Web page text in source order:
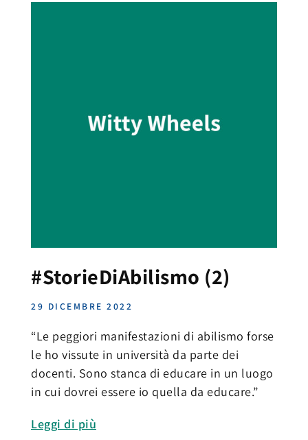
#StorieDiAbilismo (2)
29 DICEMBRE 2022
“Le peggiori manifestazioni di abilismo forse
le ho vissute in università da parte dei
docenti. Sono stanca di educare in un luogo
in cui dovrei essere io quella da educare.”
Leggi di più